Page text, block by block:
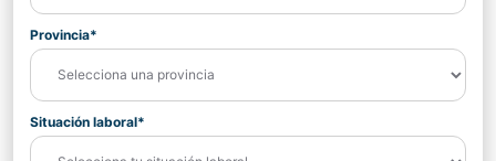
Provincia*
Situación laboral*